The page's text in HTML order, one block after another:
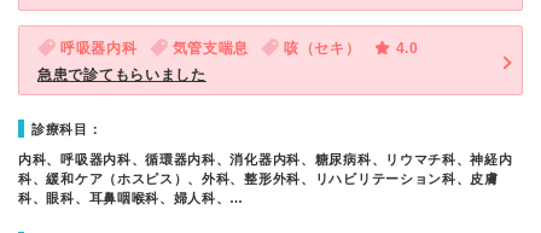
呼吸器内科 気管支喘息 咳（セキ）
4.0
急患で診てもらいました
診療科目：
内科、呼吸器内科、循環器内科、消化器内科、糖尿病科、リウマチ科、神経内
科、緩和ケア（ホスピス）、外科、整形外科、リハビリテーション科、皮膚
科、眼科、耳鼻咽喉科、婦人科、…